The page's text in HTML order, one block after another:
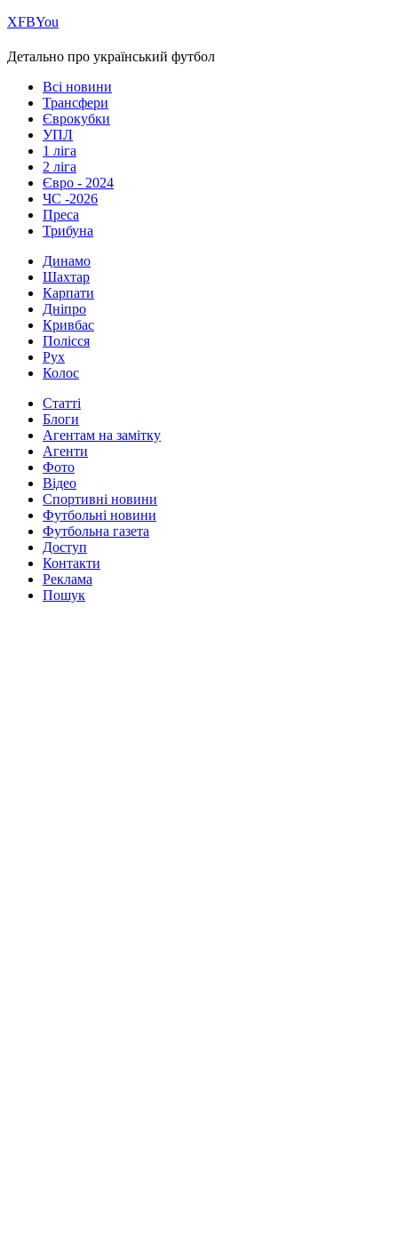
ХFBYou
Детально про український футбол
Всі новини
Трансфери
Єврокубки
УПЛ
1 ліга
2 ліга
Євро - 2024
ЧС -2026
Преса
Трибуна
Динамо
Шахтар
Карпати
Дніпро
Кривбас
Полісся
Рух
Колос
Статті
Блоги
Агентам на замітку
Агенти
Фото
Відео
Спортивні новини
Футбольні новини
Футбольна газета
Доступ
Контакти
Реклама
Пошук